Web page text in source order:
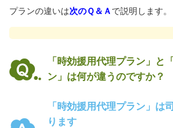
プランの違いは次のＱ＆Ａで説明します。
「時効援用代理プラン」と
ン」は何が違うのですか？
「時効援用代理プラン」は
ります